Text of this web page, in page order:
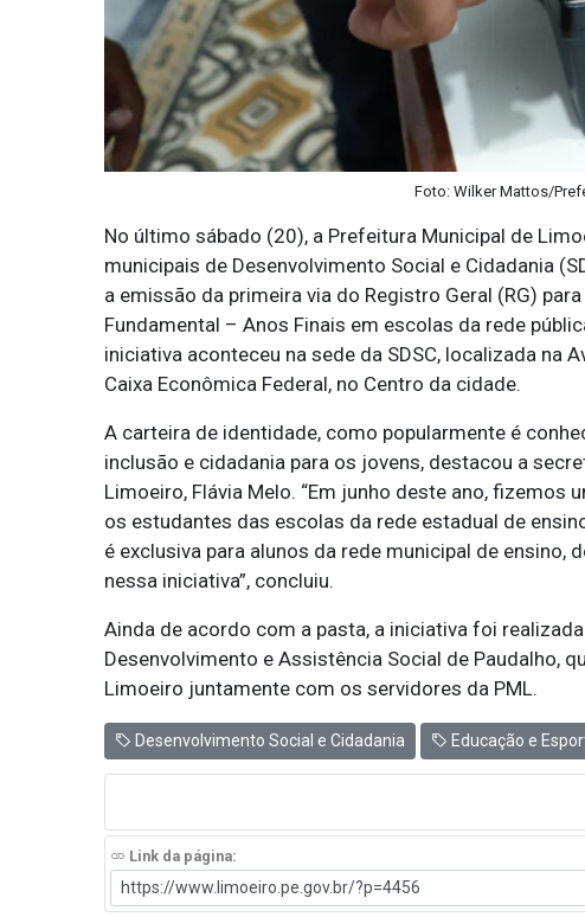
Foto: Wilker Mattos/
No último sábado (20), a Prefeitura Municipal de
municipais de Desenvolvimento Social e Cidadania
a emissão da primeira via do Registro Geral (RG)
Fundamental – Anos Finais em escolas da rede
iniciativa aconteceu na sede da SDSC, localizada na
Caixa Econômica Federal, no Centro da cidade.
A carteira de identidade, como popularmente é
inclusão e cidadania para os jovens, destacou a
Limoeiro, Flávia Melo. “Em junho deste ano, fizemos
os estudantes das escolas da rede estadual de
é exclusiva para alunos da rede municipal de
nessa iniciativa”, concluiu.
Ainda de acordo com a pasta, a iniciativa foi
Desenvolvimento e Assistência Social de Paudalho,
Limoeiro juntamente com os servidores da PML.
Desenvolvimento Social e Cidadania Educação e
Link da página: